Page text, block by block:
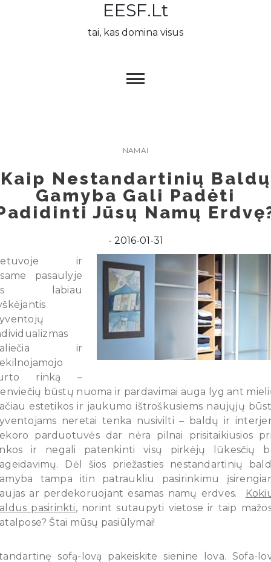
EESF.lt
tai, kas domina visus
NAMAI
Kaip Nestandartinių Baldų
Gamyba Gali Padėti
Jūsų Namų
2016-01-31
ir
pasaulyje
labiau
ir
rinką –
būstų nuoma ir pardavimai auga lyg ant
estetikos ir jaukumo ištroškusiems naujųjų
neretai tenka nusivilti – baldų ir
parduotuvės dar nėra pilnai prisitaikiusios
ir negali patenkinti visų pirkėjų lūkesčių
Dėl šios priežasties nestandartinių
tampa itin patraukliu pasirinkimu
ar perdekoruojant esamas namų erdves.
pasirinkti, norint sutaupyti vietose ir taip
Štai mūsų pasiūlymai!
sofą-lovą pakeiskite sienine lova. Sofa-